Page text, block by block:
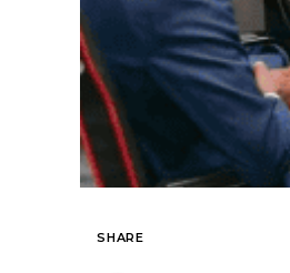
SHARE